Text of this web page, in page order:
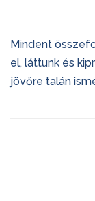
Mindent
el, láttunk és
jövőre talán